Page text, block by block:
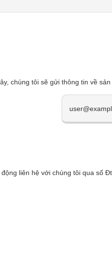
chúng tôi sẽ gửi thông tin về
liên hệ với chúng tôi qua số